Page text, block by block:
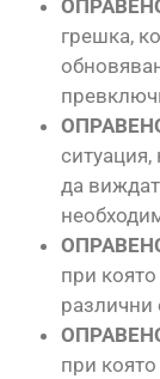
грешка,
да
при
различни
при